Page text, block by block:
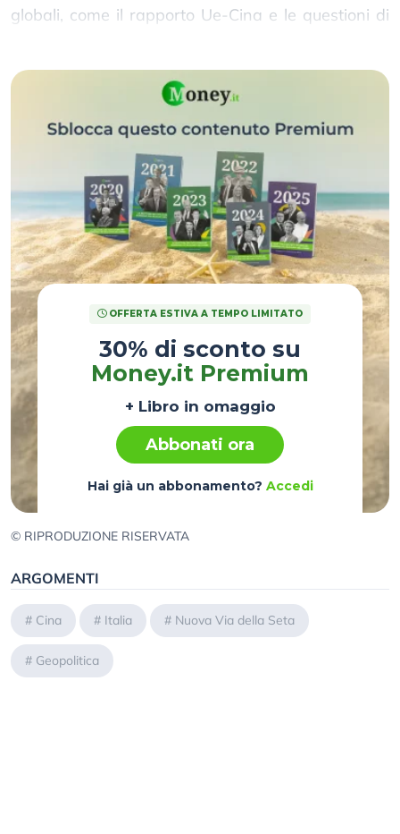
globali, come il rapporto Ue-Cina e le questioni di
OFFERTA ESTIVA A TEMPO LIMITATO
30% di sconto su
Money.it Premium
+ Libro in omaggio
Abbonati ora
Hai già un abbonamento? Accedi
© RIPRODUZIONE RISERVATA
ARGOMENTI
# Cina # Italia # Nuova Via della Seta
# Geopolitica